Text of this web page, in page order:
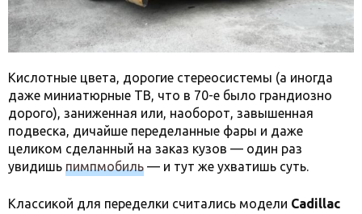
Кислотные цвета, дорогие стереосистемы (а иногда
даже миниатюрные ТВ, что в 70-е было грандиозно
дорого), заниженная или, наоборот, завышенная
подвеска, дичайше переделанные фары и даже
целиком сделанный на заказ кузов — один раз
увидишь пимпмобиль — и тут же ухватишь суть.
Классикой для переделки считались модели Cadillac